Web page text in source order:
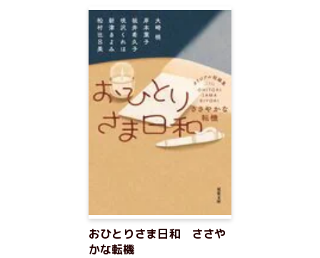
おひとりさま日和 ささや
かな転機